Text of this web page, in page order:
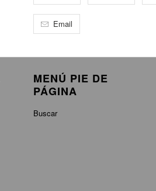
Email
MENÚ PIE DE
PÁGINA
Buscar